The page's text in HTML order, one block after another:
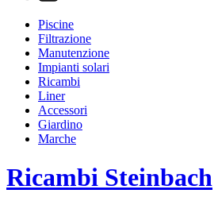
Piscine
Filtrazione
Manutenzione
Impianti solari
Ricambi
Liner
Accessori
Giardino
Marche
Ricambi Steinbach